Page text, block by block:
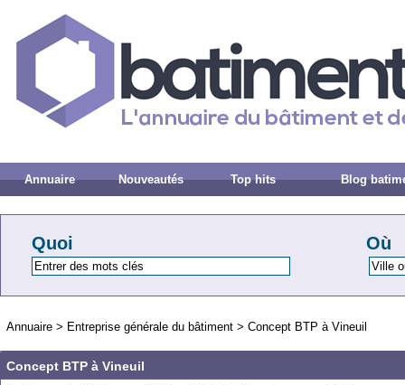
Annuaire Nouveautés Top hits Blog
Quoi Où
Annuaire > Entreprise générale du bâtiment > Concept BTP à Vineuil
Concept BTP à Vineuil